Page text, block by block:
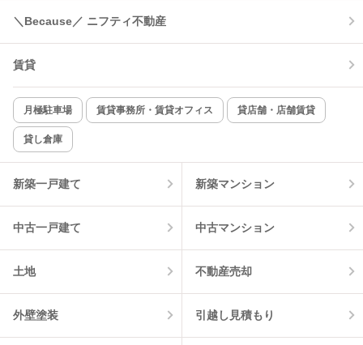
コンロ2口以上
新着のみ インターネット無料
該当件数:
10
＼Because／ ニフティ不動産
賃貸
月極駐車場 賃貸事務所・賃貸オフィス 貸店舗・店舗賃貸
貸し倉庫
新築一戸建て 新築マンション
中古一戸建て 中古マンション
土地 不動産売却
外壁塗装 引越し見積もり